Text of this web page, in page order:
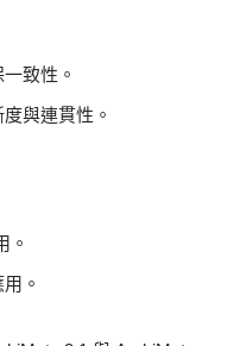
致性。
與連貫性。
。
。